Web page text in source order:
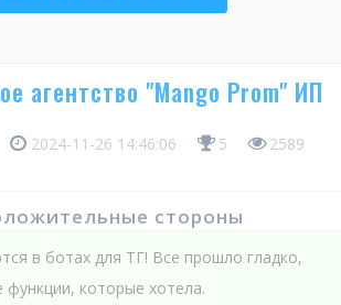
агентство "Mango Prom" ИП
2024-11-26 14:46:06 5 2589
стороны
в ботах для ТГ! Все прошло гладко,
функции, которые хотела.